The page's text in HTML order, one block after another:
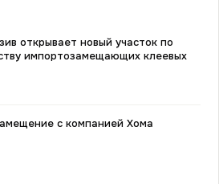
открывает новый участок по
импортозамещающих клеевых
с компанией Хома